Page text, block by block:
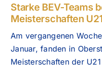
Starke BEV-Teams
Meisterschaften
Am vergangenen
Januar, fanden in
Meisterschaften der